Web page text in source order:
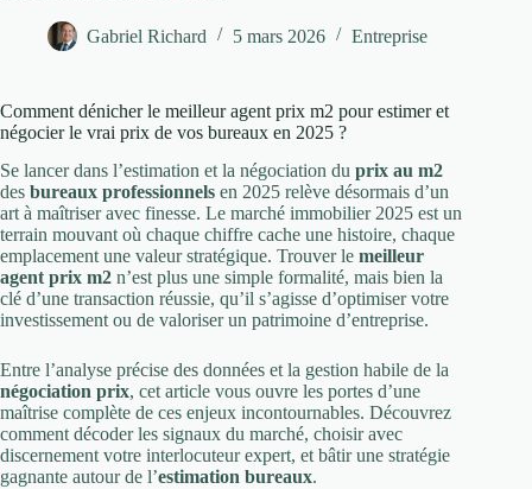
Gabriel Richard 5 mars 2026 Entreprise
Comment dénicher le meilleur agent prix m2 pour estimer et
négocier le vrai prix de vos bureaux en 2025 ?
Se lancer dans l’estimation et la négociation du prix au m2
des bureaux professionnels en 2025 relève désormais d’un
art à maîtriser avec finesse. Le marché immobilier 2025 est un
terrain mouvant où chaque chiffre cache une histoire, chaque
emplacement une valeur stratégique. Trouver le meilleur
agent prix m2 n’est plus une simple formalité, mais bien la
clé d’une transaction réussie, qu’il s’agisse d’optimiser votre
investissement ou de valoriser un patrimoine d’entreprise.
Entre l’analyse précise des données et la gestion habile de la
négociation prix, cet article vous ouvre les portes d’une
maîtrise complète de ces enjeux incontournables. Découvrez
comment décoder les signaux du marché, choisir avec
discernement votre interlocuteur expert, et bâtir une stratégie
gagnante autour de l’estimation bureaux.